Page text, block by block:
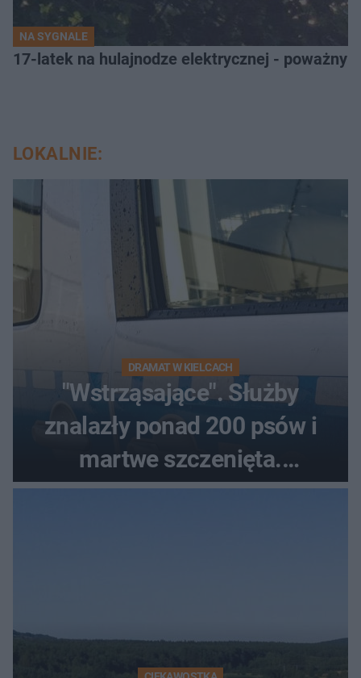
NA SYGNALE
17-latek na hulajnodze elektrycznej - poważny
LOKALNIE:
DRAMAT W KIELCACH
"Wstrząsające". Służby
znalazły ponad 200 psów i
martwe szczenięta.
Zatrzymano 35-latka